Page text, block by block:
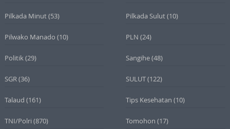
Pilkada Minut(53) Pilkada Sulut(10)
Pilwako Manado (10) PLN (24)
Politik (29) Sangihe(48)
SGR (36) SULUT(122)
Talaud (161) Tips Kesehatan (10)
TNI/Polri (870) Tomohon (17)